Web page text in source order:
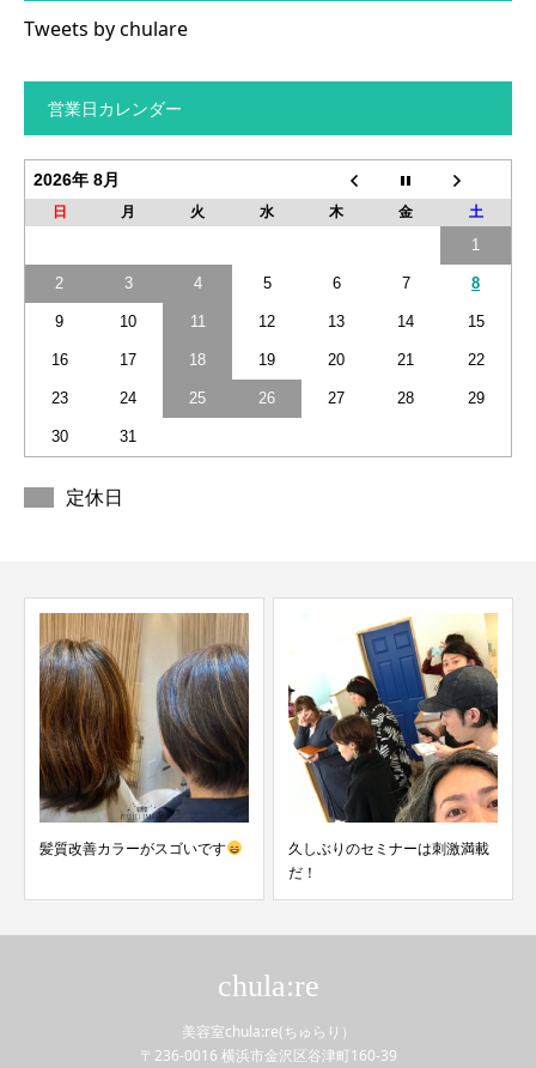
Tweets by chulare
営業日カレンダー
2026年 8月
日 月 火 水 木 金 土
1
2 3 4 5 6 7 8
9 10 11 12 13 14 15
16 17 18 19 20 21 22
23 24 25 26 27 28 29
30 31
定休日
カラーがスゴいです
久しぶりのセミナーは刺激満載
連休初日
chula:re
美容室chula:re(ちゅらり）
〒236-0016 横浜市金沢区谷津町160-39